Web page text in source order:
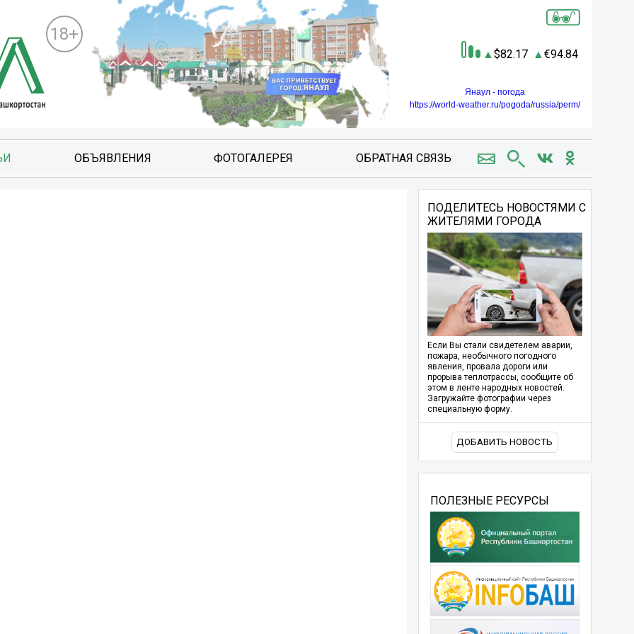
18+
82.17 94.84
Янаул - погода
https://world-weather.ru/pogoda/russia/perm/
ОБЪЯВЛЕНИЯ ФОТОГАЛЕРЕЯ ОБРАТНАЯ СВЯЗЬ
ПОДЕЛИТЕСЬ НОВОСТЯМИ С
ЖИТЕЛЯМИ ГОРОДА
Если Вы стали свидетелем аварии,
пожара, необычного погодного
явления, провала дороги или
прорыва теплотрассы, сообщите об
этом в ленте народных новостей.
Загружайте фотографии через
специальную форму.
ДОБАВИТЬ НОВОСТЬ
ПОЛЕЗНЫЕ РЕСУРСЫ